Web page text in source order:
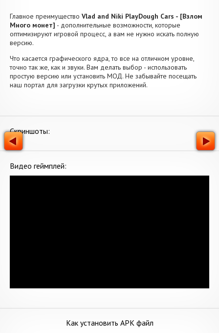
Главное преимущество Vlad and Niki PlayDough Cars - [Взлом
Много монет] - дополнительные возможности, которые
оптимизируют игровой процесс, а вам не нужно искать полную
версию.
Что касается графического ядра, то все на отличном уровне,
точно так же, как и звуки. Вам делать выбор - использовать
простую версию или установить МОД. Не забывайте посещать
наш портал для загрузки крутых приложений.
Скриншоты:
Видео геймплей:
Как установить APK файл